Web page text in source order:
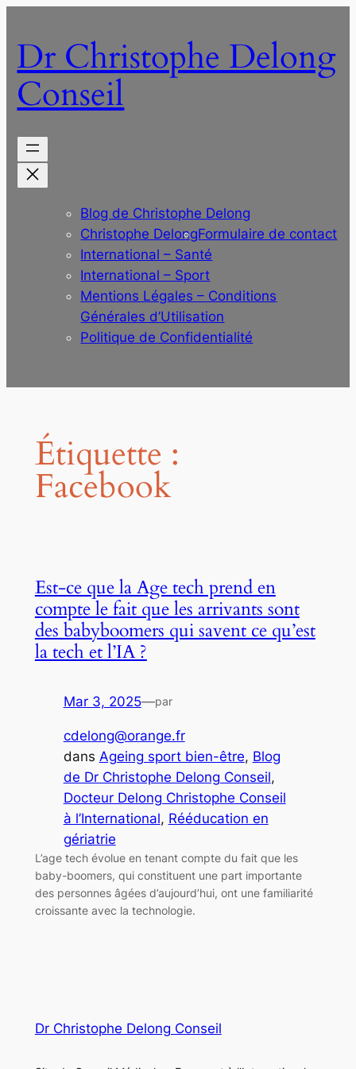
contenu
Dr Christophe Delong
Conseil
Blog de Christophe Delong
Christophe DelongFormulaire de contact
International – Santé
International – Sport
Mentions Légales – Conditions
Générales d’Utilisation
Politique de Confidentialité
Étiquette :
Facebook
Est-ce que la Age tech prend en
compte le fait que les arrivants sont
des babyboomers qui savent ce qu’est
la tech et l’IA ?
Mar 3, 2025—par
cdelong@orange.fr
dans Ageing sport bien-être, Blog
de Dr Christophe Delong Conseil
Docteur Delong Christophe Conseil
à l’International, Rééducation en
gériatrie
L’age tech évolue en tenant compte du fait que les
baby-boomers, qui constituent une part importante
des personnes âgées d’aujourd’hui, ont une familiarité
croissante avec la technologie.
Dr Christophe Delong Conseil